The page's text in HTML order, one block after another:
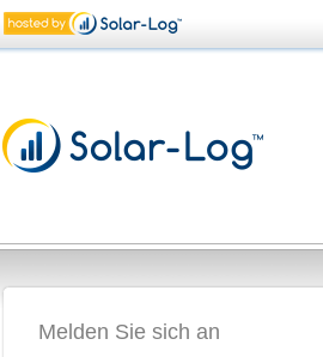
Melden Sie sich an